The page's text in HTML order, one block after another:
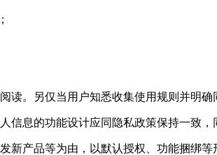
。另仅当用户知悉收集使用规则并明确
息的功能设计应同隐私政策保持一致，
产品等为由，以默认授权、功能捆绑等